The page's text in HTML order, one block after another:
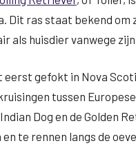
Dit ras staat bekend om
als huisdier vanwege
gefokt in Nova
tussen
Dog en de Golden
te rennen langs de